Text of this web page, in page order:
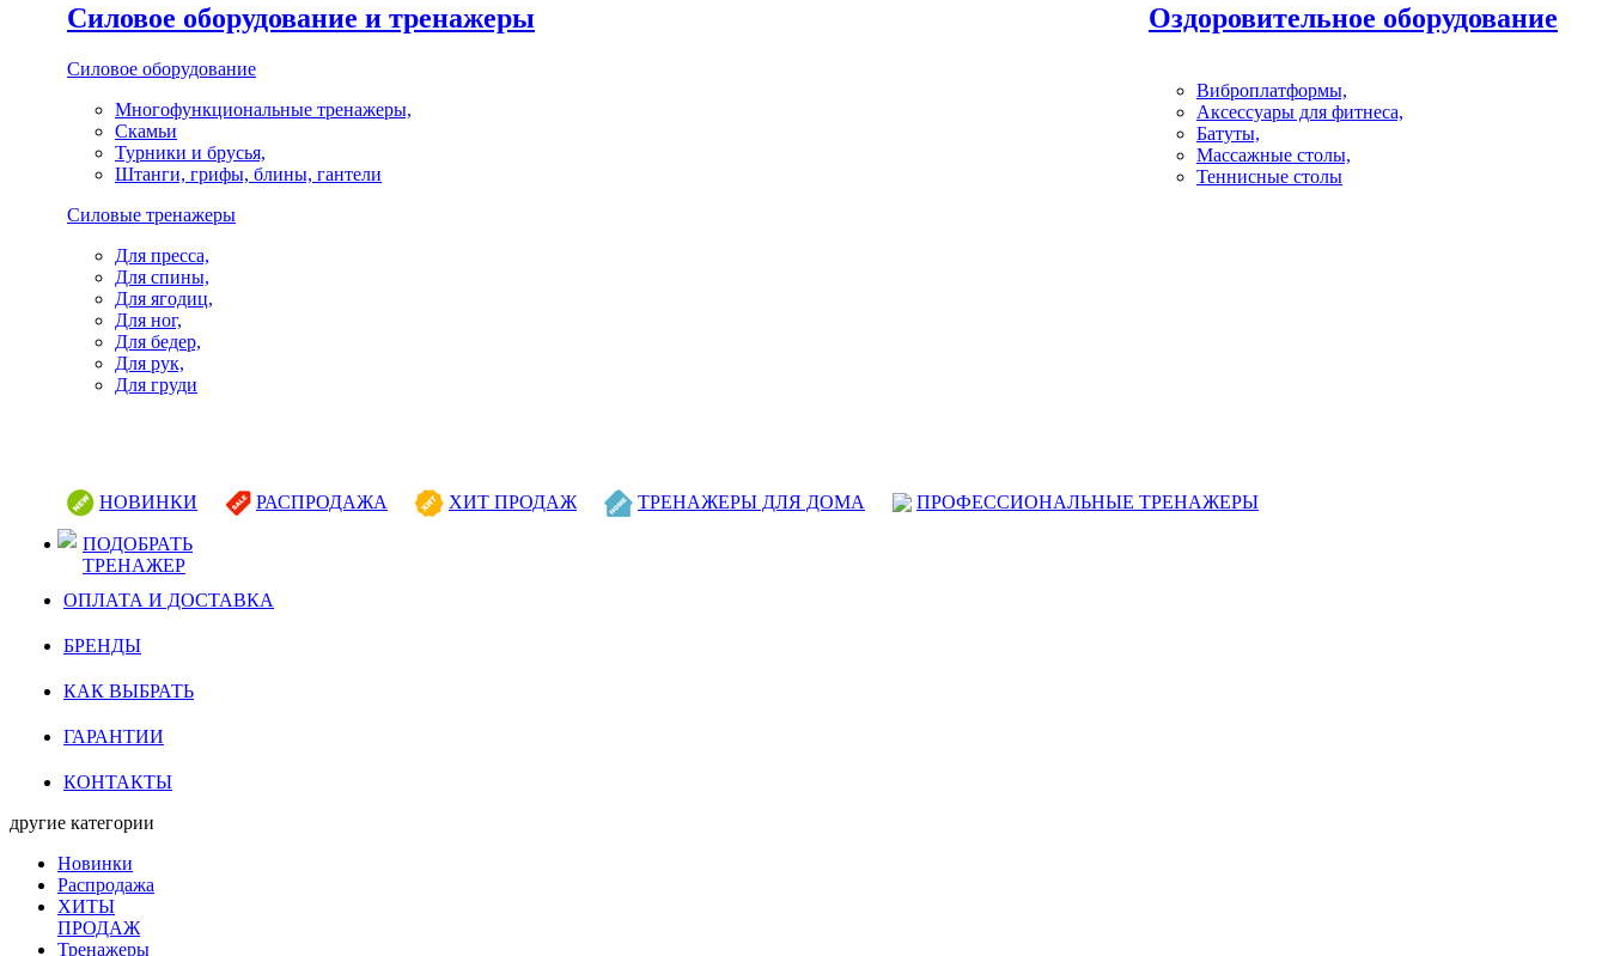
Силовое оборудование и тренажеры
Силовое оборудование
Многофункциональные тренажеры,
Скамьи
Турники и брусья,
Штанги, грифы, блины, гантели
Силовые тренажеры
Для пресса,
Для спины,
Для ягодиц,
Для ног,
Для бедер,
Для рук,
Для груди
Оздоровительное оборудование
Виброплатформы,
Аксессуары для фитнеса,
Батуты,
Массажные столы,
Теннисные столы
НОВИНКИ РАСПРОДАЖА ХИТ ПРОДАЖ ТРЕНАЖЕРЫ ДЛЯ ДОМА ПРОФЕССИОНАЛЬНЫЕ ТРЕНАЖЕРЫ
ПОДОБРАТЬ
ТРЕНАЖЕР
ОПЛАТА И ДОСТАВКА
БРЕНДЫ
КАК ВЫБРАТЬ
ГАРАНТИИ
КОНТАКТЫ
другие категории
Новинки
Распродажа
ХИТЫ
ПРОДАЖ
Тренажеры